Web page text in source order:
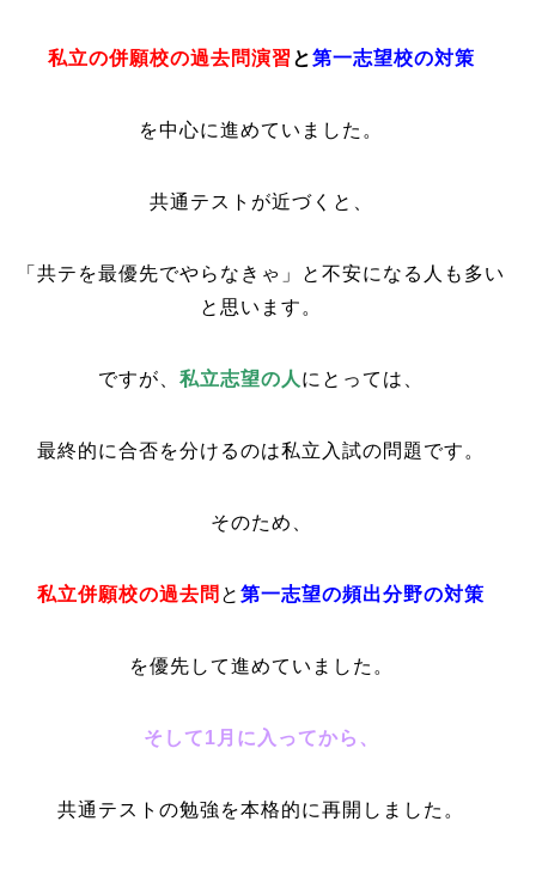
私立の併願校の過去問演習 と第一志望校の対策
を中心に進めていました。
共通テストが近づくと、
「共テを最優先でやらなきゃ」と不安になる人も多い
と思います。
ですが、私立志望の人 にとっては、
最終的に合否を分けるのは私立入試の問題です。
そのため、
私立併願校の過去問 と第一志望の頻出分野の対策
を優先して進めていました。
そして1月に入ってから、
共通テストの勉強を本格的に再開しました。